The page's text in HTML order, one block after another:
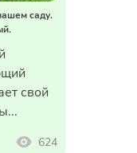
саду.
свой
624